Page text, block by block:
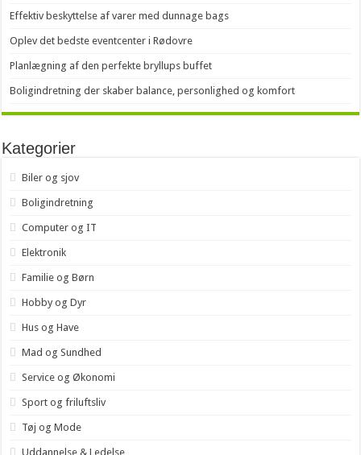
Effektiv beskyttelse af varer med dunnage bags
Oplev det bedste eventcenter i Rødovre
Planlægning af den perfekte bryllups buffet
Boligindretning der skaber balance, personlighed og komfort
Kategorier
Biler og sjov
Boligindretning
Computer og IT
Elektronik
Familie og Børn
Hobby og Dyr
Hus og Have
Mad og Sundhed
Service og Økonomi
Sport og friluftsliv
Tøj og Mode
Uddannelse & Ledelse